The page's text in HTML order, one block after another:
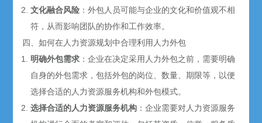
文化融合风险 ：外包人员可能与企业的文化和价值观不相
符，从而影响团队的协作和工作效率。
四、如何在人力资源规划中合理利用人力外包
明确外包需求 ：企业在决定采用人力外包之前，需要明确
自身的外包需求，包括外包的岗位、数量、期限等，以便
选择合适的人力资源服务机构和外包模式。
选择合适的人力资源服务机构 ：企业需要对人力资源服务